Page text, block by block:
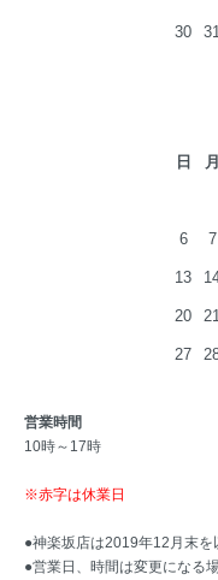
30 31
日 月
6 7
13
20 21
27
営業時間
10時～17時
※赤字は休業日
●神楽坂店は2019年12月末を
●営業日、時間は変更になる